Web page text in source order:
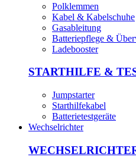
Polklemmen
Kabel & Kabelschuhe
Gasableitung
Batteriepflege &
Ladebooster
STARTHILFE &
Jumpstarter
Starthilfekabel
Batterietestgeräte
Wechselrichter